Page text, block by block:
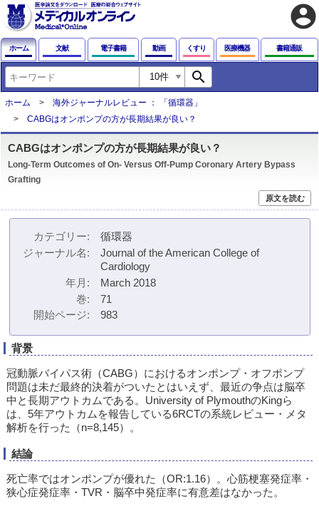
account_circle
ホーム 文献 電子書籍 動画 くすり 医療機器 書籍通販
search
ホーム
海外ジャーナルレビュー ： 「循環器」
CABGはオンポンプの方が長期結果が良い？
CABGはオンポンプの方が長期結果が良い？
Long-Term Outcomes of On- Versus Off-Pump Coronary Artery Bypass
Grafting
原文を読む
カテゴリー
循環器
ジャーナル名
Journal of the American College of
Cardiology
年月
March 2018
巻
71
開始ページ
983
背景
冠動脈バイパス術（CABG）におけるオンポンプ・オフポンプ
問題は未だ最終的決着がついたとはいえず、最近の争点は脳卒
中と長期アウトカムである。University of PlymouthのKingら
は、5年アウトカムを報告している6RCTの系統レビュー・メタ
解析を行った（n=8,145）。
結論
死亡率ではオンポンプが優れた（OR:1.16）。心筋梗塞発症率・
狭心症発症率・TVR・脳卒中発症率に有意差はなかった。